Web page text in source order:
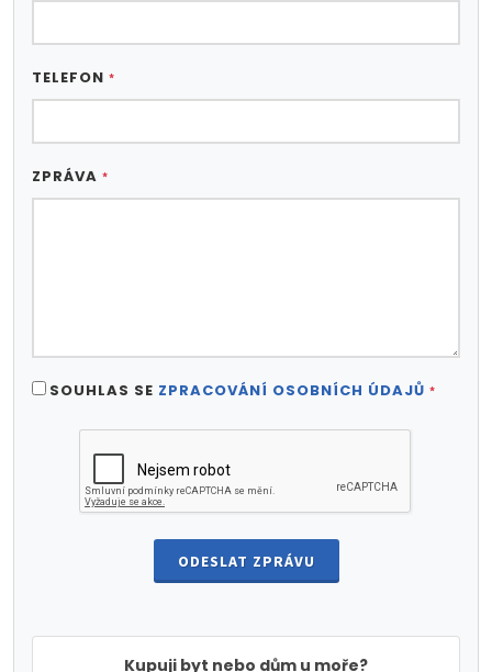
TELEFON *
ZPRÁVA *
SOUHLAS SE ZPRACOVÁNÍ OSOBNÍCH ÚDAJŮ *
ODESLAT ZPRÁVU
Kupuji byt nebo dům u moře?